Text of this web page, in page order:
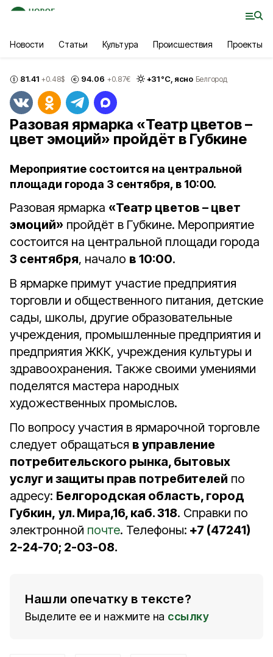
Новости Статьи Культура Происшествия Проекты
81.41 +0.48$ 94.06 +0.87€ +31°С, ясно Белгород
Разовая ярмарка «Театр цветов –
цвет эмоций» пройдёт в Губкине
Мероприятие состоится на центральной
площади города 3 сентября, в 10:00.
Разовая ярмарка «Театр цветов – цвет
эмоций» пройдёт в Губкине. Мероприятие
состоится на центральной площади города
3 сентября, начало в 10:00.
В ярмарке примут участие предприятия
торговли и общественного питания, детские
сады, школы, другие образовательные
учреждения, промышленные предприятия и
предприятия ЖКК, учреждения культуры и
здравоохранения. Также своими умениями
поделятся мастера народных
художественных промыслов.
По вопросу участия в ярмарочной торговле
следует обращаться в управление
потребительского рынка, бытовых
услуг и защиты прав потребителей по
адресу: Белгородская область, город
Губкин, ул. Мира,16, каб. 318. Справки по
электронной почте. Телефоны: +7 (47241)
2-24-70; 2-03-08.
Нашли опечатку в тексте?
Выделите ее и нажмите на ссылку